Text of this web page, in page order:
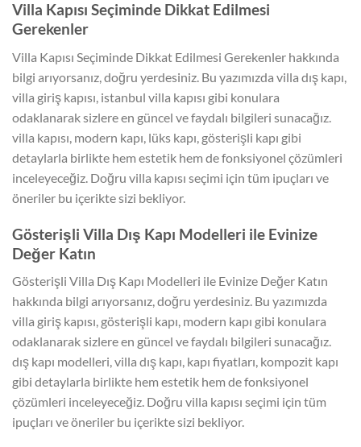
Villa Kapısı Seçiminde Dikkat Edilmesi
Gerekenler
Villa Kapısı Seçiminde Dikkat Edilmesi Gerekenler hakkında
bilgi arıyorsanız, doğru yerdesiniz. Bu yazımızda villa dış kapı,
villa giriş kapısı, istanbul villa kapısı gibi konulara
odaklanarak sizlere en güncel ve faydalı bilgileri sunacağız.
villa kapısı, modern kapı, lüks kapı, gösterişli kapı gibi
detaylarla birlikte hem estetik hem de fonksiyonel çözümleri
inceleyeceğiz. Doğru villa kapısı seçimi için tüm ipuçları ve
öneriler bu içerikte sizi bekliyor.
Gösterişli Villa Dış Kapı Modelleri ile Evinize
Değer Katın
Gösterişli Villa Dış Kapı Modelleri ile Evinize Değer Katın
hakkında bilgi arıyorsanız, doğru yerdesiniz. Bu yazımızda
villa giriş kapısı, gösterişli kapı, modern kapı gibi konulara
odaklanarak sizlere en güncel ve faydalı bilgileri sunacağız.
dış kapı modelleri, villa dış kapı, kapı fiyatları, kompozit kapı
gibi detaylarla birlikte hem estetik hem de fonksiyonel
çözümleri inceleyeceğiz. Doğru villa kapısı seçimi için tüm
ipuçları ve öneriler bu içerikte sizi bekliyor.